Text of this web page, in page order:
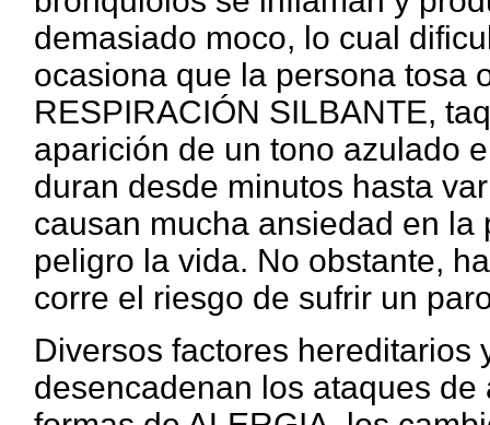
demasiado moco, lo cual
ocasiona que la persona tosa
RESPIRACIÓN SILBANTE,
aparición de un tono azulado
duran desde minutos hasta
causan mucha ansiedad en
peligro la vida. No obstante,
corre el riesgo de sufrir un
Diversos factores hereditarios
desencadenan los ataques